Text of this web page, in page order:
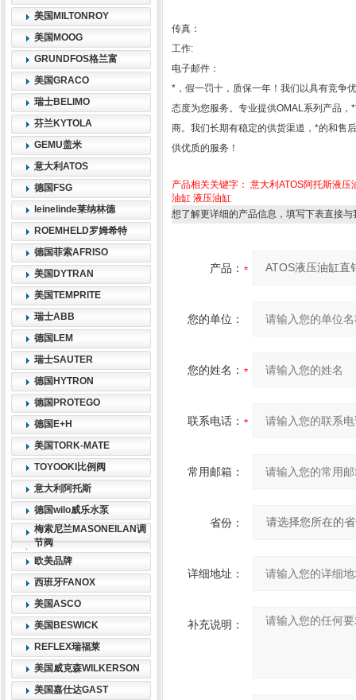
美国MILTONROY
美国MOOG
GRUNDFOS格兰富
美国GRACO
瑞士BELIMO
芬兰KYTOLA
GEMU盖米
意大利ATOS
德国FSG
leinelinde莱纳林德
ROEMHELD罗姆希特
德国菲索AFRISO
美国DYTRAN
美国TEMPRITE
瑞士ABB
德国LEM
瑞士SAUTER
德国HYTRON
德国PROTEGO
德国E+H
美国TORK-MATE
TOYOOKI比例阀
意大利阿托斯
德国wilo威乐水泵
梅索尼兰MASONEILAN调
节阀
欧美品牌
西班牙FANOX
美国ASCO
美国BESWICK
REFLEX瑞福莱
美国威克森WILKERSON
美国嘉仕达GAST
传真：
工作:
电子邮件：
*，假一罚十，质保一年！我们以具有竞争
态度为您服务。专业提供OMAL系列产品
商。我们长期有稳定的供货渠道，*的和售
供优质的服务！
产品相关关键字： 意大利ATOS阿托斯液压
油缸 液压油缸
想了解更详细的产品信息，填写下表直接与
产品：
您的单位：
您的姓名：
联系电话：
常用邮箱：
省份：
详细地址：
补充说明：